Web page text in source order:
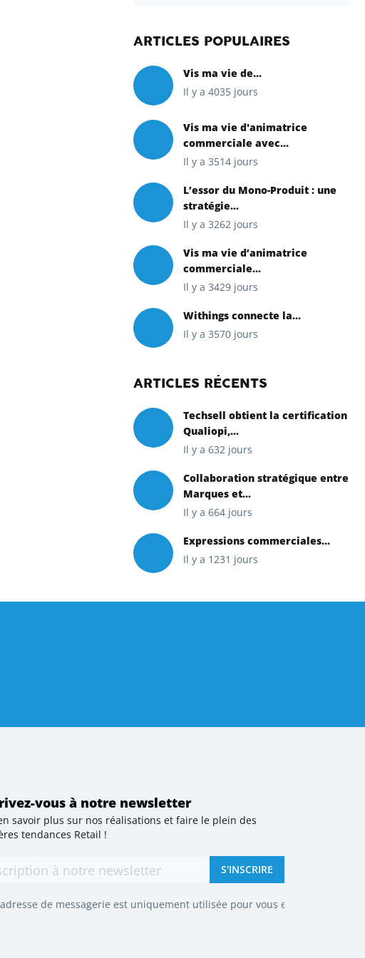
ARTICLES POPULAIRES
Vis ma vie de...
Il y a 4035 jours
Vis ma vie d'animatrice
commerciale avec...
Il y a 3514 jours
L’essor du Mono-Produit : une
stratégie...
Il y a 3262 jours
Vis ma vie d’animatrice
commerciale...
Il y a 3429 jours
Withings connecte la...
Il y a 3570 jours
ARTICLES RÉCENTS
Techsell obtient la certification
Qualiopi,...
Il y a 632 jours
Collaboration stratégique entre
Marques et...
Il y a 664 jours
Expressions commerciales...
Il y a 1231 jours
a pour vocation d’aider les marques à mieux vendre en déployant
vous à notre newsletter
savoir plus sur nos réalisations et faire le plein des
tendances Retail !
S'INSCRIRE
de messagerie est uniquement utilisée pour vous envoyer les